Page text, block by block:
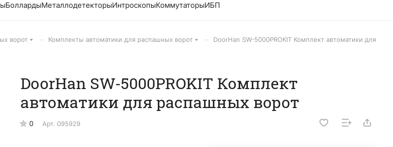
БоллардыМеталлодетекторыИнтроскопыКоммутаторыИБП
ворот Комплекты автоматики для распашных ворот
DoorHan SW-5000PROKIT Комплект автоматики для
DoorHan SW-5000PROKIT Комплект
автоматики для распашных ворот
0 Арт. 095929